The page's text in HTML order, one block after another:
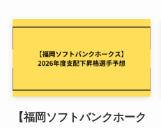
【福岡ソフトバンクホーク